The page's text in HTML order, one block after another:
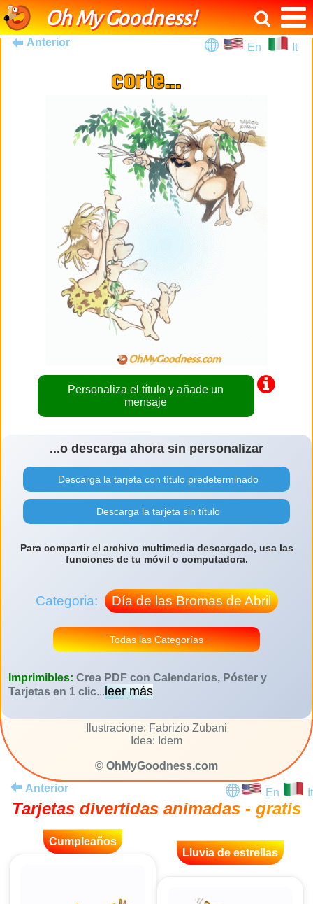
Oh My Goodness!
Anterior En It
Personaliza el título y añade un
mensaje
...o descarga ahora sin personalizar
Descarga la tarjeta con título predeterminado
Descarga la tarjeta sin título
Para compartir el archivo multimedia descargado, usa las
funciones de tu móvil o computadora.
Categoria: Día de las Bromas de Abril
Todas las Categorías
Imprimibles: Crea PDF con Calendarios, Póster y
Tarjetas en 1 clic...leer más
Ilustracione: Fabrizio Zubani
Idea: Idem
© OhMyGoodness.com
Anterior
En It
Tarjetas divertidas animadas - gratis
Cumpleaños
Lluvia de estrellas